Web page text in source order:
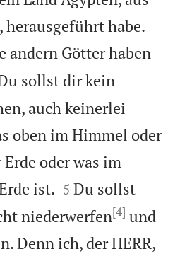
herausgeführt habe.
andern Götter haben
sollst dir kein
auch keinerlei
oben im Himmel oder
oder was im
ist. 

5 Du sollst
niederwerfen[4] und
Denn ich, der HERR,